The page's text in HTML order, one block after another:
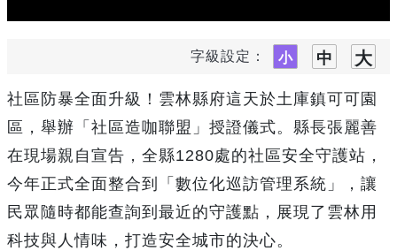
字級設定：
社區防暴全面升級！雲林縣府這天於土庫鎮可可園
區，舉辦「社區造咖聯盟」授證儀式。縣長張麗善
在現場親自宣告，全縣1280處的社區安全守護站，
今年正式全面整合到「數位化巡訪管理系統」，讓
民眾隨時都能查詢到最近的守護點，展現了雲林用
科技與人情味，打造安全城市的決心。